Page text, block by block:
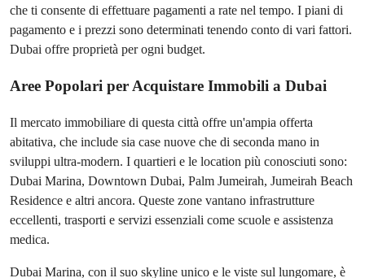
che ti consente di effettuare pagamenti a rate nel tempo. I piani di
pagamento e i prezzi sono determinati tenendo conto di vari fattori.
Dubai offre proprietà per ogni budget.
Aree Popolari per Acquistare Immobili a Dubai
Il mercato immobiliare di questa città offre un'ampia offerta
abitativa, che include sia case nuove che di seconda mano in
sviluppi ultra-modern. I quartieri e le location più conosciuti sono:
Dubai Marina, Downtown Dubai, Palm Jumeirah, Jumeirah Beach
Residence e altri ancora. Queste zone vantano infrastrutture
eccellenti, trasporti e servizi essenziali come scuole e assistenza
medica.
Dubai Marina, con il suo skyline unico e le viste sul lungomare, è